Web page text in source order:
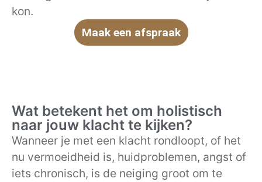
kon.
Maak een afspraak
Wat betekent het om holistisch
naar jouw klacht te kijken?
Wanneer je met een klacht rondloopt, of het
nu vermoeidheid is, huidproblemen, angst of
iets chronisch, is de neiging groot om te